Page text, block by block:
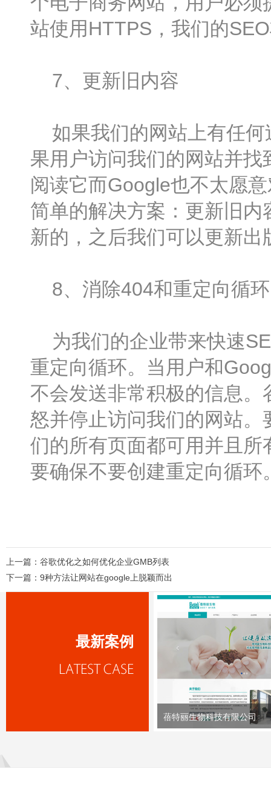
站使用HTTPS，我们的
7、更新旧内容
如果我们的网站上有任何
果用户访问我们的网站并
阅读它而Google也不太愿
简单的解决方案：更新旧
新的，之后我们可以更新
8、消除404和重定向循环
为我们的企业带来快速
重定向循环。当用户和
不会发送非常积极的信息
怒并停止访问我们的网站
们的所有页面都可用并且
要确保不要创建重定向循环
上一篇： 谷歌优化之如何优化企业GMB列表
下一篇： 9种方法让网站在google上脱颖而出
最新案例
蓓特丽生物科技有限公司